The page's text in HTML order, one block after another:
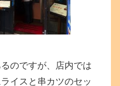
のですが、店内では
イスと串カツのセッ